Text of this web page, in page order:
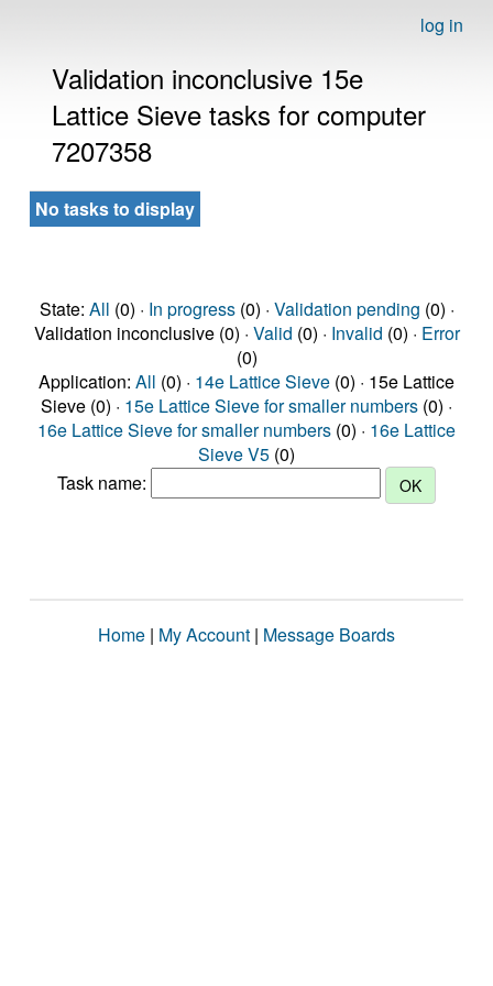
log in
Validation inconclusive 15e
Lattice Sieve tasks for computer
7207358
No tasks to display
State: All (0) · In progress(0) · Validation pending (0) ·
Validation inconclusive (0) · Valid (0) · Invalid (0) · Error
(0)
Application: All (0) · 14e Lattice Sieve (0) · 15e Lattice
Sieve (0) · 15e Lattice Sieve for smaller numbers (0) ·
16e Lattice Sieve for smaller numbers (0) · 16e Lattice
Sieve V5 (0)
Task name:
Home | My Account | Message Boards